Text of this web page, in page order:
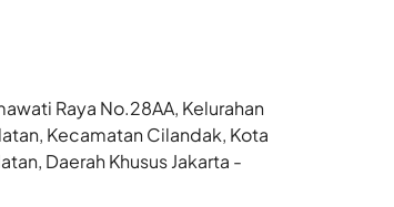
Raya No.28AA, Kelurahan
Kecamatan Cilandak, Kota
Daerah Khusus Jakarta -